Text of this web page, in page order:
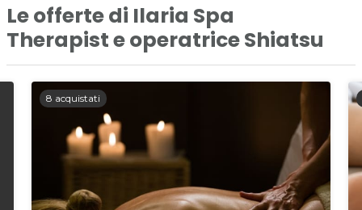
Le offerte di Ilaria Spa
Therapist e operatrice Shiatsu
8 acquistati